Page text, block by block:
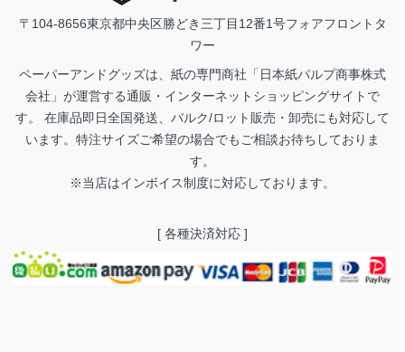
〒104-8656東京都中央区勝どき三丁目12番1号フォアフロントタ
ワー
ペーパーアンドグッズは、紙の専門商社「日本紙パルプ商事株式
会社」が運営する通販・インターネットショッピングサイトで
す。 在庫品即日全国発送、バルク/ロット販売・卸売にも対応して
います。特注サイズご希望の場合でもご相談お待ちしておりま
す。
※当店はインボイス制度に対応しております。
[ 各種決済対応 ]